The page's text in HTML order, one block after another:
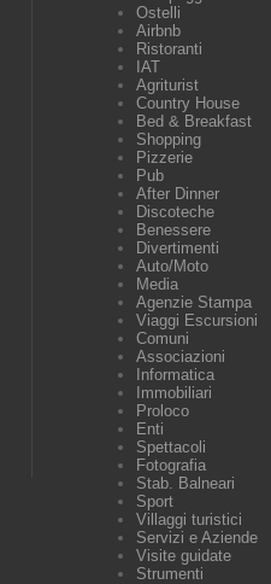
Ostelli
Airbnb
Ristoranti
IAT
Agriturist
Country House
Bed & Breakfast
Shopping
Pizzerie
Pub
After Dinner
Discoteche
Benessere
Divertimenti
Auto/Moto
Media
Agenzie Stampa
Viaggi Escursioni
Comuni
Associazioni
Informatica
Immobiliari
Proloco
Enti
Spettacoli
Fotografia
Stab. Balneari
Sport
Villaggi turistici
Servizi e Aziende
Visite guidate
Strumenti